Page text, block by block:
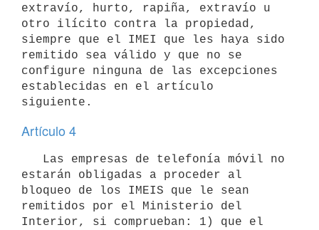
extravío, hurto, rapiña, extravío u
otro ilícito contra la propiedad,
siempre que el IMEI que les haya sido
remitido sea válido y que no se
configure ninguna de las excepciones
establecidas en el artículo
Artículo 4
estarán obligadas a proceder al
bloqueo de los IMEIS que le sean
remitidos por el Ministerio del
Interior, si comprueban: 1) que el